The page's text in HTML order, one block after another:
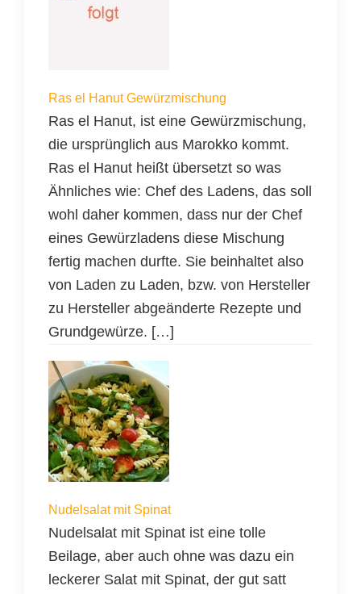
Ras el Hanut Gewürzmischung
Ras el Hanut, ist eine Gewürzmischung,
die ursprünglich aus Marokko kommt.
Ras el Hanut heißt übersetzt so was
Ähnliches wie: Chef des Ladens, das soll
wohl daher kommen, dass nur der Chef
eines Gewürzladens diese Mischung
fertig machen durfte. Sie beinhaltet also
von Laden zu Laden, bzw. von Hersteller
zu Hersteller abgeänderte Rezepte und
Grundgewürze. […]
Nudelsalat mit Spinat
Nudelsalat mit Spinat ist eine tolle
Beilage, aber auch ohne was dazu ein
leckerer Salat mit Spinat, der gut satt